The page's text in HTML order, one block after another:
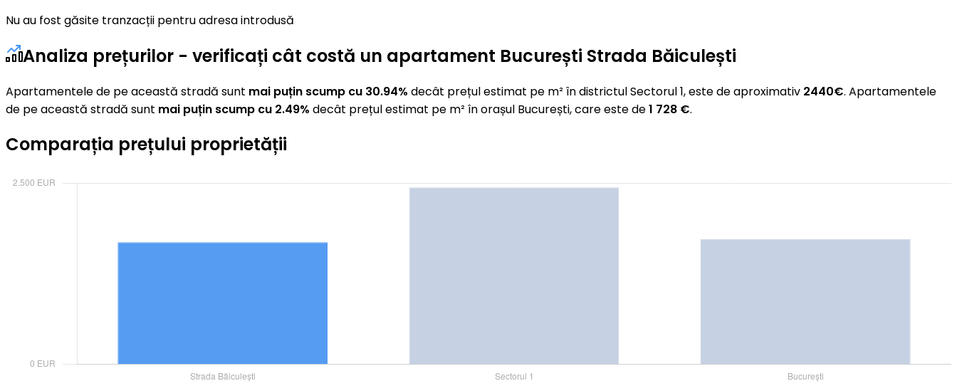
Nu au fost găsite tranzacții pentru adresa introdusă
Analiza prețurilor - verificați cât costă un apartament București Strada Băiculești
Apartamentele de pe această stradă sunt mai puțin scump cu 30.94% decât prețul estimat pe m² în districtul Sectorul 1, este de aproximativ 2440€. Apartamentele
de pe această stradă sunt mai puțin scump cu 2.49% decât prețul estimat pe m² în orașul București, care este de1 728 €.
Comparația prețului proprietății